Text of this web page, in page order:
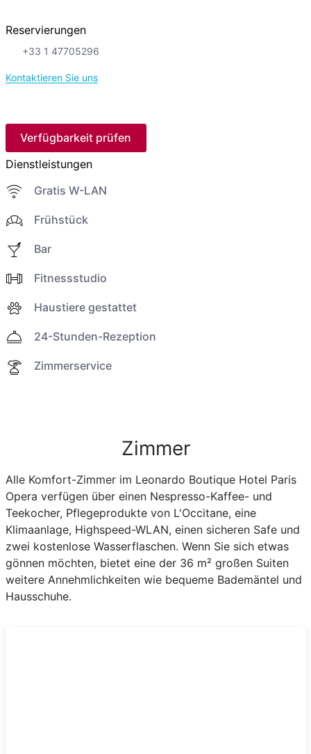
Reservierungen
+33 1 47705296
Kontaktieren Sie uns
Verfügbarkeit prüfen
Dienstleistungen
Gratis W-LAN
Frühstück
Bar
Fitnessstudio
Haustiere gestattet
24-Stunden-Rezeption
Zimmerservice
Zimmer
Alle Komfort-Zimmer im Leonardo Boutique Hotel Paris
Opera verfügen über einen Nespresso-Kaffee- und
Teekocher, Pflegeprodukte von L'Occitane, eine
Klimaanlage, Highspeed-WLAN, einen sicheren Safe und
zwei kostenlose Wasserflaschen. Wenn Sie sich etwas
gönnen möchten, bietet eine der 36 m² großen Suiten
weitere Annehmlichkeiten wie bequeme Bademäntel und
Hausschuhe.